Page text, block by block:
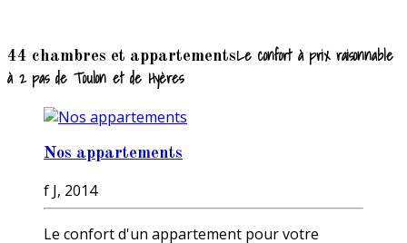
44 chambres et appartementsLe confort à prix raisonnable
à 2 pas de Toulon et de Hyères
Nos appartements
f J, 2014
Le confort d'un appartement pour votre